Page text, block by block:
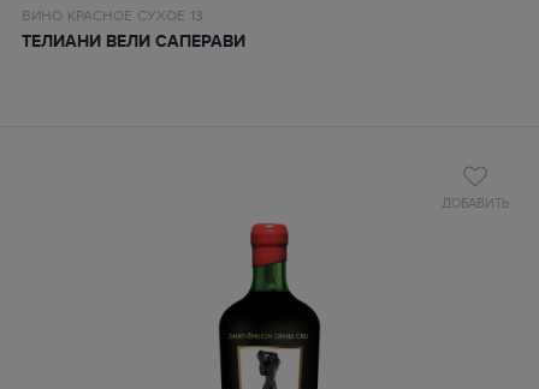
ВИНО КРАСНОЕ СУХОЕ 13
ТЕЛИАНИ ВЕЛИ САПЕРАВИ
ДОБАВИТЬ